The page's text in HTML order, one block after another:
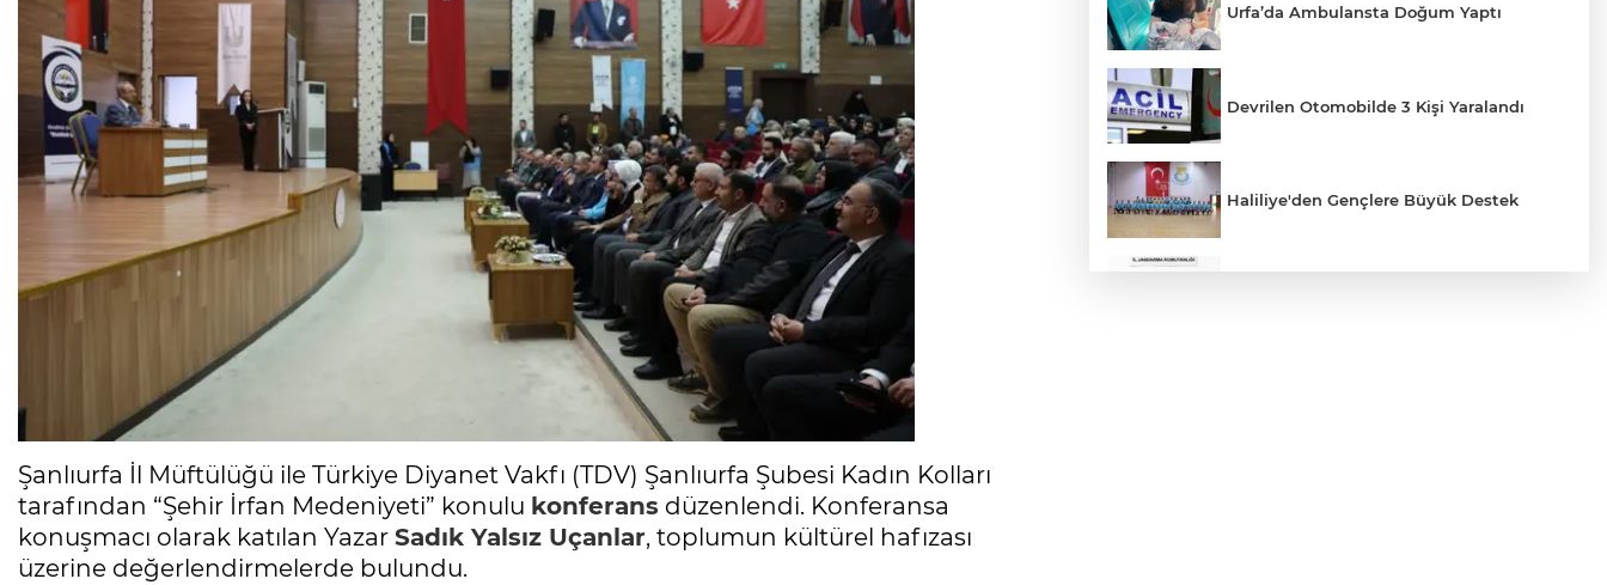
Şanlıurfa İl Müftülüğü ile Türkiye Diyanet Vakfı (TDV) Şanlıurfa Şubesi Kadın Kolları
tarafından “Şehir İrfan Medeniyeti” konulu konferans düzenlendi. Konferansa
konuşmacı olarak katılan Yazar Sadık Yalsız Uçanlar, toplumun kültürel hafızası
üzerine değerlendirmelerde bulundu.
Urfa’da Ambulansta Doğum Yaptı
Devrilen Otomobilde 3 Kişi Yaralandı
Haliliye'den Gençlere Büyük Destek